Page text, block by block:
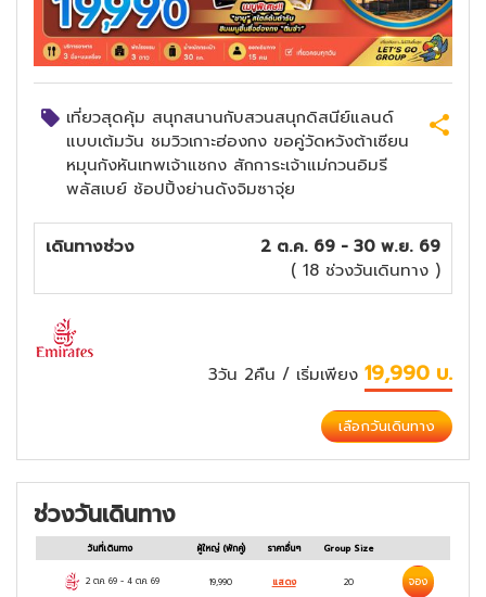
เที่ยวสุดคุ้ม สนุกสนานกับสวนสนุกดิสนีย์แลนด์
แบบเต้มวัน ชมวิวเกาะฮ่องกง ขอคู่วัดหวังต้าเซียน
หมุนกังหันเทพเจ้าแชกง สักการะเจ้าแม่กวนอิมรี
พลัสเบย์ ช้อปปิ้งย่านดังจิมซาจุ่ย
เดินทางช่วง
2 ต.ค. 69 - 30 พ.ย. 69
( 18 ช่วงวันเดินทาง )
3วัน 2คืน / เริ่มเพียง 19,990 บ.
เลือกวันเดินทาง
ช่วงวันเดินทาง
วันที่เดินทาง ผู้ใหญ่ (พักคู่) ราคาอื่นๆ Group Size
2 ต.ค. 69- 4 ต.ค. 69 19,990 แสดง 20 จอง